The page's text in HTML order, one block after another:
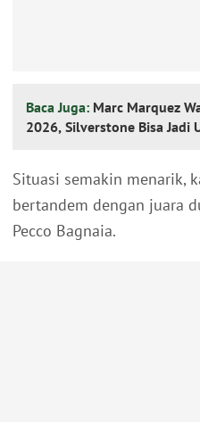
Baca Juga: Marc Marquez
2026, Silverstone Bisa Jadi
Situasi semakin menarik,
bertandem dengan juara
Pecco Bagnaia.